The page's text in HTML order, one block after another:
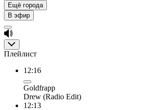
Ещё города
В эфир
Плейлист
12:16
Goldfrapp
Drew (Radio Edit)
12:13